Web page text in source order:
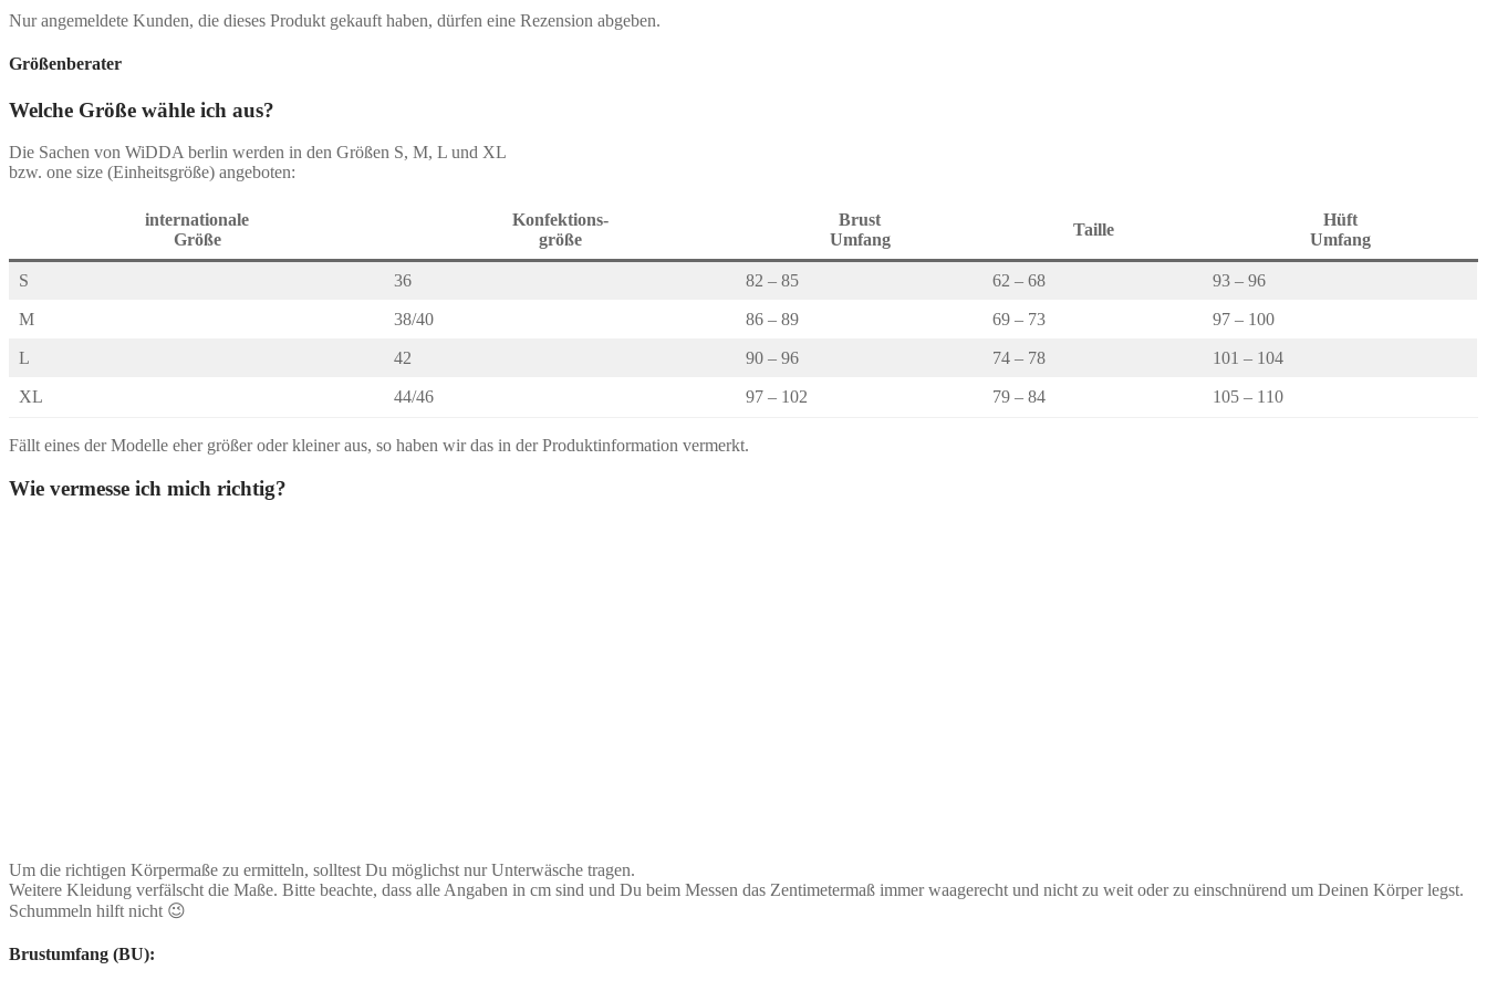
Nur angemeldete Kunden, die dieses Produkt gekauft haben, dürfen eine Rezension abgeben.
Größenberater
Welche Größe wähle ich aus?
Die Sachen von WiDDA berlin werden in den Größen S, M, L und XL
bzw. one size (Einheitsgröße) angeboten:
internationale
Größe
Konfektions-
größe
Brust
Umfang
Taille
Hüft
Umfang
S 36 82 – 85 62 – 68 93 – 96
M 38/40 86 – 89 69 – 73 97 – 100
L 42 90 – 96 74 – 78 101 – 104
XL 44/46 97 – 102 79 – 84 105 – 110
Fällt eines der Modelle eher größer oder kleiner aus, so haben wir das in der Produktinformation vermerkt.
Wie vermesse ich mich richtig?
Um die richtigen Körpermaße zu ermitteln, solltest Du möglichst nur Unterwäsche tragen.
Weitere Kleidung verfälscht die Maße. Bitte beachte, dass alle Angaben in cm sind und Du beim Messen das Zentimetermaß immer waagerecht und nicht zu weit oder zu einschnürend um Deinen Körper legst.
Schummeln hilft nicht 😉
Brustumfang (BU):